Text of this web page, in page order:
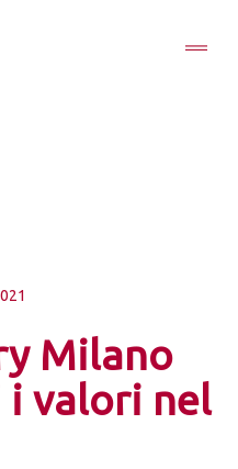
Milano
i valori nel